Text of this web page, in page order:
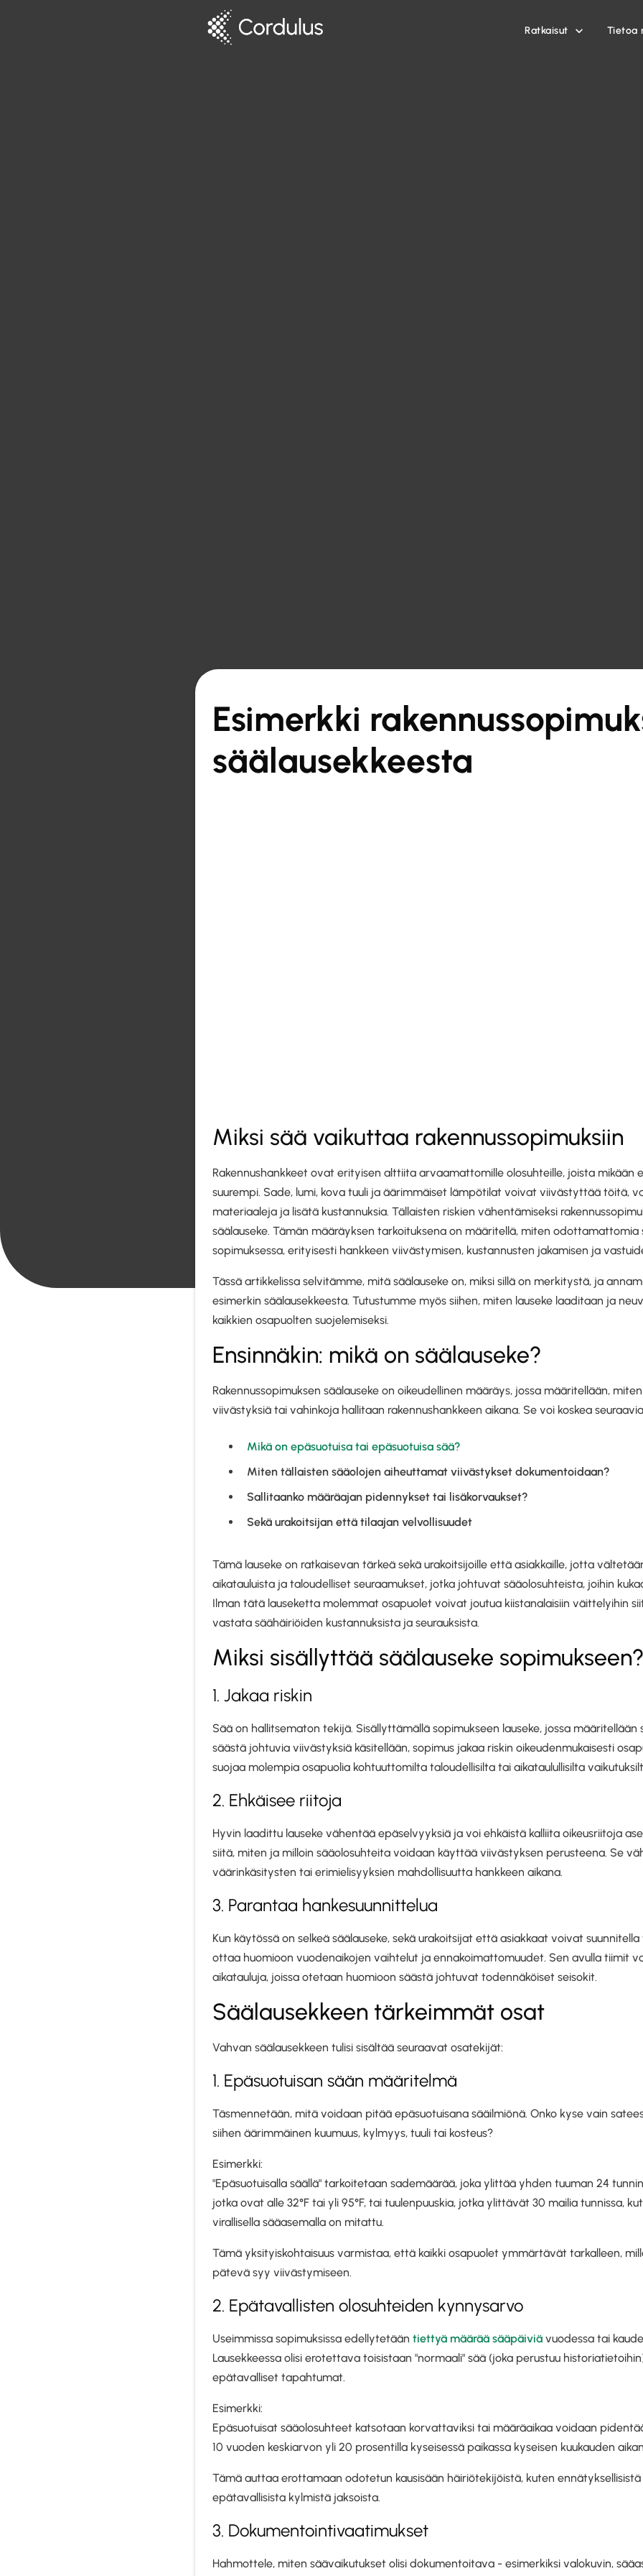
Ratkaisut  Tietoa
Esimerkki
säälausekkeesta
Miksi sää vaikuttaa rakennussopimuksiin
Rakennushankkeet ovat erityisen alttiita arvaamattomille olosuhteille, joista mikään
suurempi. Sade, lumi, kova tuuli ja äärimmäiset lämpötilat voivat viivästyttää töitä,
materiaaleja ja lisätä kustannuksia. Tällaisten riskien vähentämiseksi
säälauseke. Tämän määräyksen tarkoituksena on määritellä, miten odottamattomia
sopimuksessa, erityisesti hankkeen viivästymisen, kustannusten jakamisen ja
Tässä artikkelissa selvitämme, mitä säälauseke on, miksi sillä on merkitystä, ja
esimerkin säälausekkeesta. Tutustumme myös siihen, miten lauseke laaditaan ja
kaikkien osapuolten suojelemiseksi.
Ensinnäkin: mikä on säälauseke?
Rakennussopimuksen säälauseke on oikeudellinen määräys, jossa määritellään,
viivästyksiä tai vahinkoja hallitaan rakennushankkeen aikana. Se voi koskea
Mikä on epäsuotuisa tai epäsuotuisa sää?
Miten tällaisten sääolojen aiheuttamat viivästykset dokumentoidaan?
Sallitaanko määräajan pidennykset tai lisäkorvaukset?
Sekä urakoitsijan että tilaajan velvollisuudet
Tämä lauseke on ratkaisevan tärkeä sekä urakoitsijoille että asiakkaille, jotta
aikatauluista ja taloudelliset seuraamukset, jotka johtuvat sääolosuhteista, joihin
Ilman tätä lauseketta molemmat osapuolet voivat joutua kiistanalaisiin väittelyihin
vastata säähäiriöiden kustannuksista ja seurauksista.
Miksi sisällyttää säälauseke
1. Jakaa riskin
Sää on hallitsematon tekijä. Sisällyttämällä sopimukseen lauseke, jossa määritellään
säästä johtuvia viivästyksiä käsitellään, sopimus jakaa riskin oikeudenmukaisesti
suojaa molempia osapuolia kohtuuttomilta taloudellisilta tai aikataulullisilta
2. Ehkäisee riitoja
Hyvin laadittu lauseke vähentää epäselvyyksiä ja voi ehkäistä kalliita oikeusriitoja
siitä, miten ja milloin sääolosuhteita voidaan käyttää viivästyksen perusteena. Se
väärinkäsitysten tai erimielisyyksien mahdollisuutta hankkeen aikana.
3. Parantaa hankesuunnittelua
Kun käytössä on selkeä säälauseke, sekä urakoitsijat että asiakkaat voivat
ottaa huomioon vuodenaikojen vaihtelut ja ennakoimattomuudet. Sen avulla tiimit
aikatauluja, joissa otetaan huomioon säästä johtuvat todennäköiset seisokit.
Säälausekkeen tärkeimmät osat
Vahvan säälausekkeen tulisi sisältää seuraavat osatekijät:
1. Epäsuotuisan sään määritelmä
Täsmennetään, mitä voidaan pitää epäsuotuisana sääilmiönä. Onko kyse vain
siihen äärimmäinen kuumuus, kylmyys, tuuli tai kosteus?
Esimerkki:
"Epäsuotuisalla säällä" tarkoitetaan sademäärää, joka ylittää yhden tuuman 24
jotka ovat alle 32°F tai yli 95°F, tai tuulenpuuskia, jotka ylittävät 30 mailia tunnissa,
virallisella sääasemalla on mitattu.
Tämä yksityiskohtaisuus varmistaa, että kaikki osapuolet ymmärtävät tarkalleen,
pätevä syy viivästymiseen.
2. Epätavallisten olosuhteiden kynnysarvo
Useimmissa sopimuksissa edellytetään tiettyä määrää sääpäiviä vuodessa tai
Lausekkeessa olisi erotettava toisistaan "normaali" sää (joka perustuu
epätavalliset tapahtumat.
Esimerkki:
Epäsuotuisat sääolosuhteet katsotaan korvattaviksi tai määräaikaa voidaan
10 vuoden keskiarvon yli 20 prosentilla kyseisessä paikassa kyseisen kuukauden
Tämä auttaa erottamaan odotetun kausisään häiriötekijöistä, kuten
epätavallisista kylmistä jaksoista.
3. Dokumentointivaatimukset
Hahmottele, miten säävaikutukset olisi dokumentoitava - esimerkiksi valokuvin,